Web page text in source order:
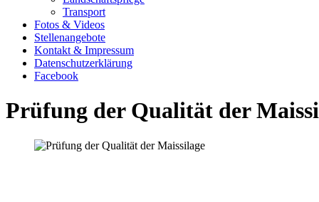
Transport
Fotos & Videos
Stellenangebote
Kontakt & Impressum
Datenschutzerklärung
Facebook
Prüfung der Qualität der